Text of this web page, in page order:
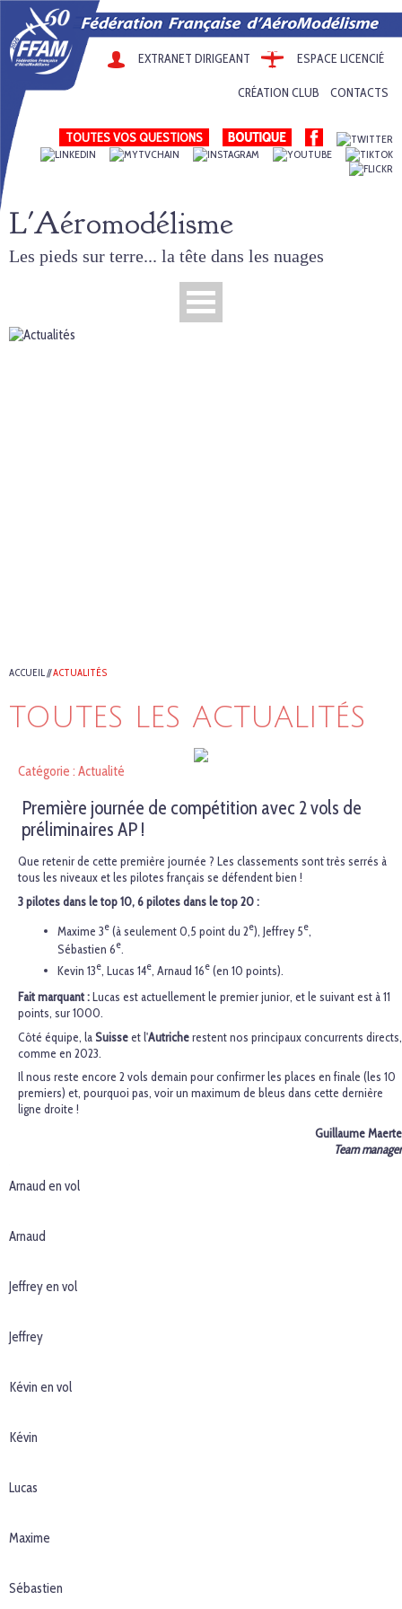
EXTRANET DIRIGEANT ESPACE LICENCIÉ
CRÉATION CLUB CONTACTS
TOUTES VOS QUESTIONS
L'Aéromodélisme
Les pieds sur terre... la tête dans les nuages
ACCUEIL//ACTUALITÉS
TOUTES LES ACTUALITÉS
Catégorie : Actualité
Première journée de compétition avec 2 vols de
préliminaires AP !
Que retenir de cette première journée ? Les classements sont très serrés à
tous les niveaux et les pilotes français se défendent bien !
3 pilotes dans le top 10, 6 pilotes dans le top 20 :
Maxime 3e (à seulement 0,5 point du 2e), Jeffrey 5e
Sébastien 6e
Kevin 13e , Lucas 14e , Arnaud 16e (en 10 points).
Fait marquant :Lucas est actuellement le premier junior, et le suivant est à 11
points, sur 1000.
Côté équipe, laSuisseet l'Autricherestent nos principaux concurrents directs,
comme en 2023.
Il nous reste encore 2 vols demain pour confirmer les places en finale (les 10
premiers) et, pourquoi pas, voir un maximum de bleus dans cette dernière
ligne droite !
Guillaume Maerte
Team manager
Arnaud en vol
Arnaud
Jeffrey en vol
Jeffrey
Kévin en vol
Kévin
Lucas
Maxime
Sébastien